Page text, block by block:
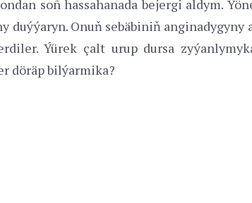
soñ hassahanada bejergi aldym.
duýýaryn. Onuň sebäbiniň anginadygyny
Ýürek çalt urup dursa
döräp bilýarmika?